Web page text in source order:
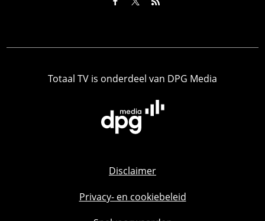
Totaal TV is onderdeel van DPG Media
Disclaimer
Privacy- en cookiebeleid